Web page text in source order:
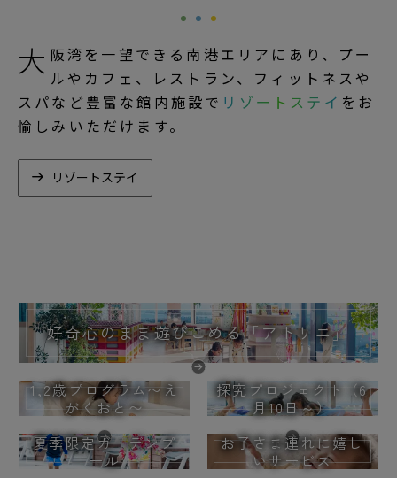
大 阪湾を一望できる南港エリアにあり、プー
ルやカフェ、レストラン、フィットネスや
スパなど豊富な館内施設で リゾートステイ をお
愉しみいただけます。
リゾートステイ
好奇心のまま遊びこめる「アトリエ」
1,2歳プログラム〜え
がくおと〜
探究プロジェクト（6
月10日～）
夏季限定ガーデンプ
ール
お子さま連れに嬉し
いサービス